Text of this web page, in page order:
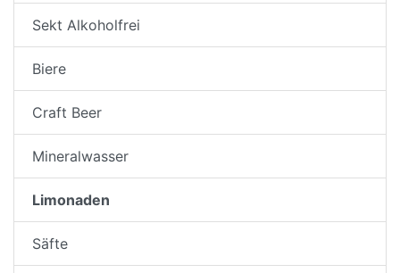
Sekt Alkoholfrei
Biere
Craft Beer
Mineralwasser
Limonaden
Säfte